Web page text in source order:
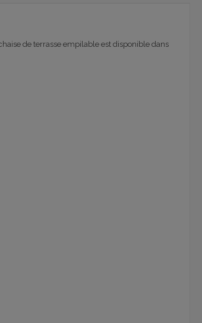
de terrasse empilable est disponible dans